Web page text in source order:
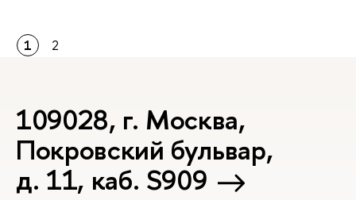
1 2
109028, г. Москва,
Покровский бульвар,
д. 11, каб. S909